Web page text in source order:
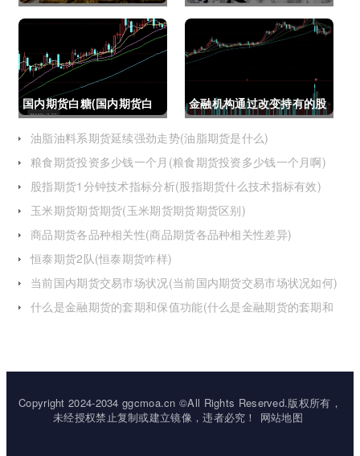
限结构)
日线模型趋势图怎么看)
国内期货白糖(国内期货白
糖合约是怎么交割)
金融机构通过改变持有的股
指期货合约(股指期货合约
最长持有多久)
油脂油料系期货延续强劲走势(油脂期货是什么)
粮食期货投资多少钱一个月(粮食期货投资多少钱一个月啊)
股指期货1分钟技术指标分析(股指期货什么技术指标有效)
玉米期货期货期货(玉米期货期货期货区别)
商品期货各品种相关性(商品期货各品种相关性差异)
恒泰期货2队(恒泰期货咋样)
当前国内期货交易市场状况(当前国内期货交易市场状况如何)
什么是金融期货的套期和保值功能(什么是金融期货的套期和
Copyright 2024-2034 ggcmoa.cn ©All Rights Reserved.版权所有，
未经授权禁止复制或建立镜像，违者必究！
网站地图